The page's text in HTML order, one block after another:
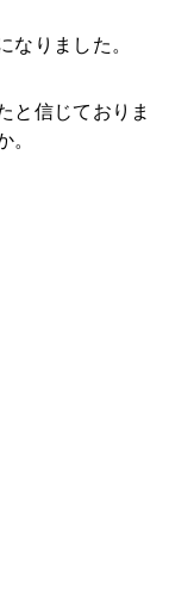
りました。
と信じておりま